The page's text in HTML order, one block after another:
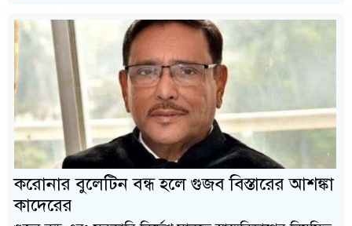
করোনার বুলেটিন বন্ধ হলে গুজব বিস্তারের আশঙ্কা
কাদেরের